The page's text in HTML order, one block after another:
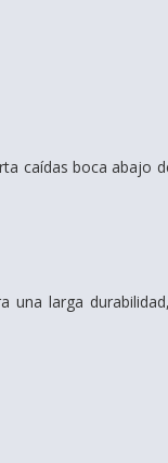
caídas boca abajo
una larga